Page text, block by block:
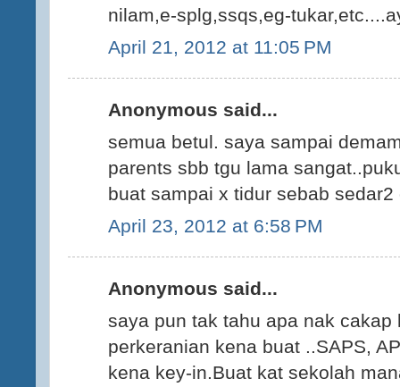
nilam,e-splg,ssqs,eg-
April 21, 2012 at 11:05 PM
Anonymous said...
semua betul. saya sampai
parents sbb tgu lama
buat sampai x tidur sebab
April 23, 2012 at 6:58 PM
Anonymous said...
saya pun tak tahu apa nak
perkeranian kena buat ..SAPS,
kena key-in.Buat kat sekolah